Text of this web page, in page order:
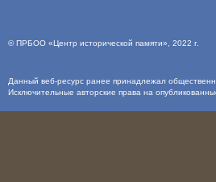
©ПРБОО «Центр исторической памяти» , 2022 г.
Данный веб-ресурс ранее принадлежал
Исключительные авторские права на